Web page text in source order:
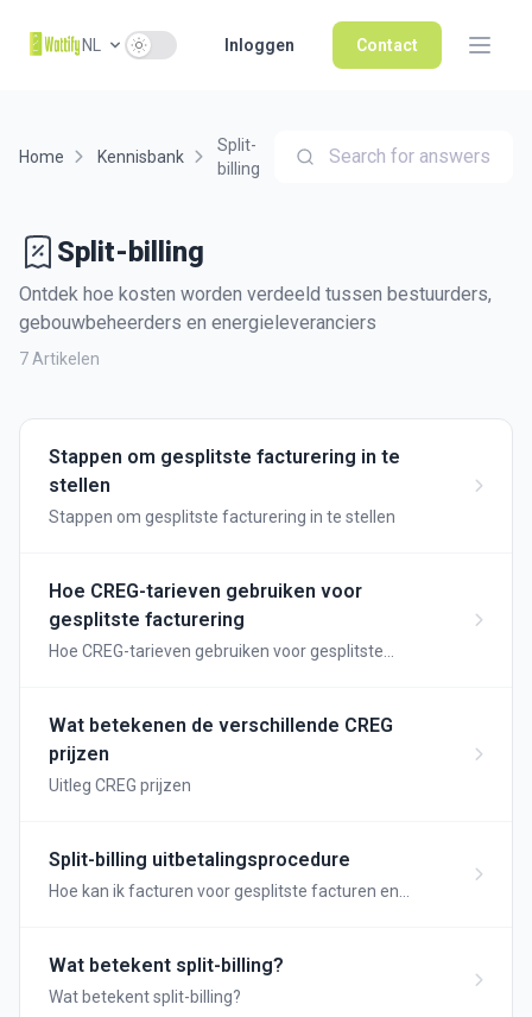
NL Use setting Inloggen Contact
Home Kennisbank
Split-
billing
Search for answers
Split-billing
Ontdek hoe kosten worden verdeeld tussen bestuurders,
gebouwbeheerders en energieleveranciers
7 Artikelen
Stappen om gesplitste facturering in te
stellen
Stappen om gesplitste facturering in te stellen
Hoe CREG-tarieven gebruiken voor
gesplitste facturering
Hoe CREG-tarieven gebruiken voor gesplitste
Wat betekenen de verschillende CREG
prijzen
Uitleg CREG prijzen
Split-billing uitbetalingsprocedure
Hoe kan ik facturen voor gesplitste facturen en
Wat betekent split-billing?
Wat betekent split-billing?